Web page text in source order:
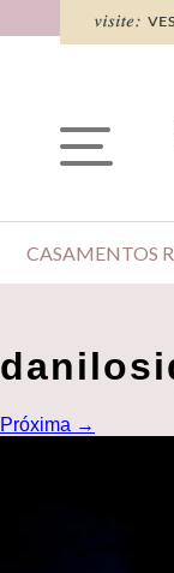
CASAMENTOS
Próxima →